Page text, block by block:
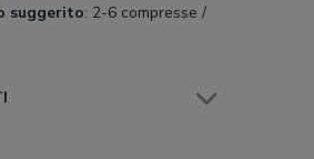
suggerito: 2-6 compresse /